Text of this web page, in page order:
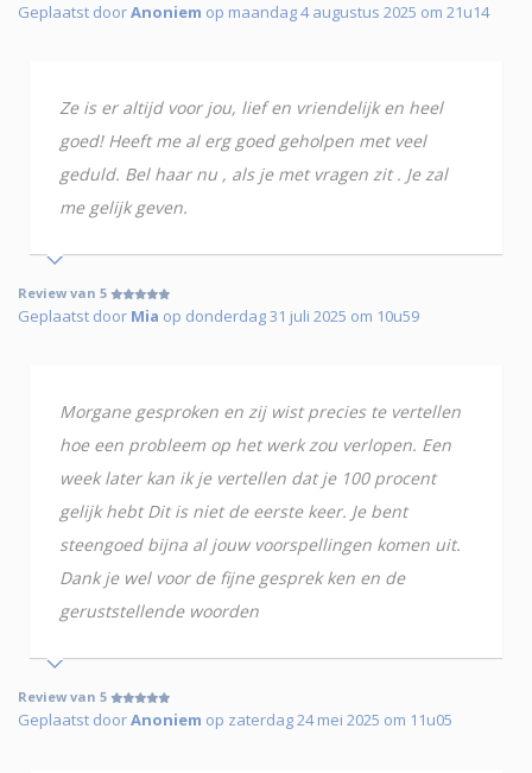
Geplaatst doorAnoniem op maandag 4 augustus 2025 om 21u14
Ze is er altijd voor jou, lief en vriendelijk en heel
goed! Heeft me al erg goed geholpen met veel
geduld. Bel haar nu , als je met vragen zit . Je zal
me gelijk geven.
Review van 5
Geplaatst door Mia op donderdag 31 juli 2025 om 10u59
Morgane gesproken en zij wist precies te vertellen
hoe een probleem op het werk zou verlopen. Een
week later kan ik je vertellen dat je 100 procent
gelijk hebt Dit is niet de eerste keer. Je bent
steengoed bijna al jouw voorspellingen komen uit.
Dank je wel voor de fijne gesprek ken en de
geruststellende woorden
Review van 5
Geplaatst doorAnoniem op zaterdag 24 mei 2025 om 11u05